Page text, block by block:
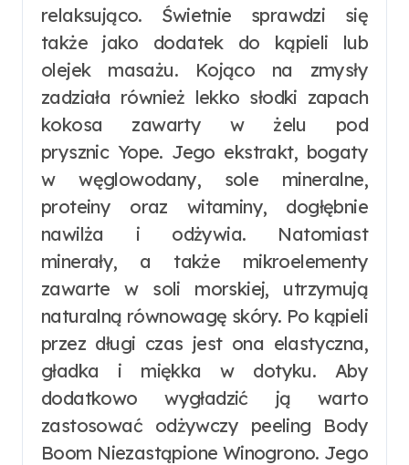
relaksująco. Świetnie sprawdzi się
także jako dodatek do kąpieli lub
olejek masażu. Kojąco na zmysły
zadziała również lekko słodki zapach
kokosa zawarty w żelu pod
prysznic Yope. Jego ekstrakt, bogaty
w węglowodany, sole mineralne,
proteiny oraz witaminy, dogłębnie
nawilża i odżywia. Natomiast
minerały, a także mikroelementy
zawarte w soli morskiej, utrzymują
naturalną równowagę skóry. Po kąpieli
przez długi czas jest ona elastyczna,
gładka i miękka w dotyku. Aby
dodatkowo wygładzić ją warto
zastosować odżywczy peeling Body
Boom Niezastąpione Winogrono. Jego